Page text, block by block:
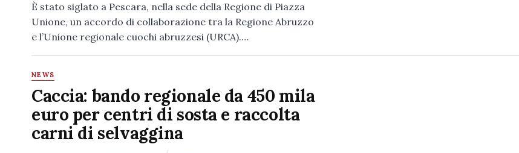
È stato siglato a Pescara, nella sede della Regione di Piazza
Unione, un accordo di collaborazione tra la Regione Abruzzo
e l’Unione regionale cuochi abruzzesi (URCA).…
NEWS
Caccia: bando regionale da 450 mila
euro per centri di sosta e raccolta
carni di selvaggina